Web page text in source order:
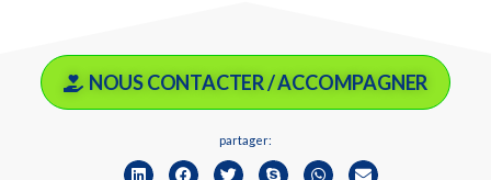
NOUS CONTACTER / ACCOMPAGNER
partager: